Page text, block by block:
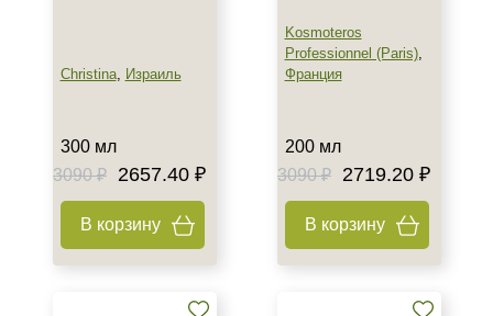
Christina, Израиль
300 мл
3090 ₽
2657.40 ₽
В корзину
Kosmoteros
Professionnel (Paris),
Франция
200 мл
3090 ₽
2719.20 ₽
В корзину